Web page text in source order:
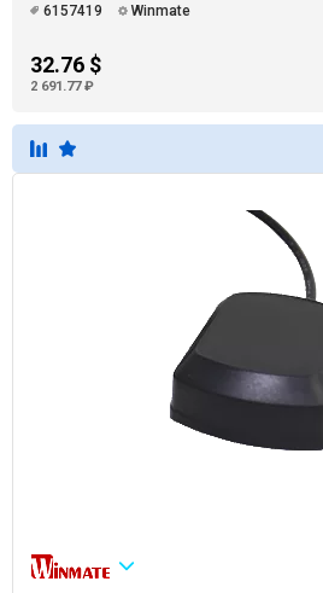
6157419 Winmate
32.76 $
2 691.77 ₽